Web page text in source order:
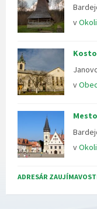
v
vObec
v
ADRESÁR